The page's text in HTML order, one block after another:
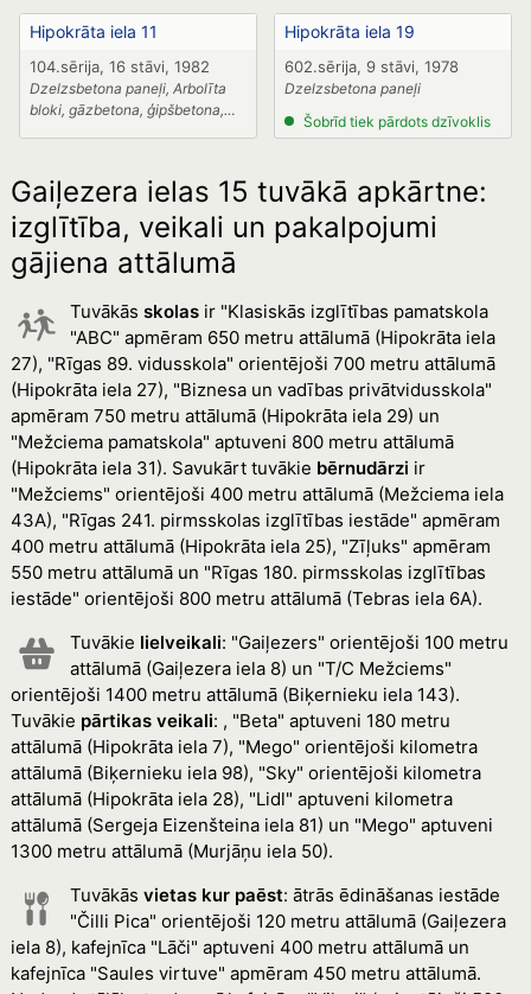
Hipokrāta iela 11
104.sērija, 16 stāvi, 1982
Dzelzsbetona paneļi, Arbolīta
bloki, gāzbetona, ģipšbetona,
Hipokrāta iela 19
602.sērija, 9 stāvi, 1978
Dzelzsbetona paneļi
Šobrīd tiek pārdots dzīvoklis
Gaiļezera ielas 15 tuvākā apkārtne:
izglītība, veikali un pakalpojumi
gājiena attālumā
Tuvākās skolasir "Klasiskās izglītības pamatskola
"ABC" apmēram 650 metru attālumā (Hipokrāta iela
27), "Rīgas 89. vidusskola" orientējoši 700 metru attālumā
(Hipokrāta iela 27), "Biznesa un vadības privātvidusskola"
apmēram 750 metru attālumā (Hipokrāta iela 29) un
"Mežciema pamatskola" aptuveni 800 metru attālumā
(Hipokrāta iela 31). Savukārt tuvākie bērnudārzi ir
"Mežciems" orientējoši 400 metru attālumā (Mežciema iela
43A), "Rīgas 241. pirmsskolas izglītības iestāde" apmēram
400 metru attālumā (Hipokrāta iela 25), "Zīļuks" apmēram
550 metru attālumā un "Rīgas 180. pirmsskolas izglītības
iestāde" orientējoši 800 metru attālumā (Tebras iela 6A).
Tuvākie lielveikali: "Gaiļezers" orientējoši 100 metru
attālumā (Gaiļezera iela 8) un "T/C Mežciems"
orientējoši 1400 metru attālumā (Biķernieku iela 143).
Tuvākie pārtikas veikali: , "Beta" aptuveni 180 metru
attālumā (Hipokrāta iela 7), "Mego" orientējoši kilometra
attālumā (Biķernieku iela 98), "Sky" orientējoši kilometra
attālumā (Hipokrāta iela 28), "Lidl" aptuveni kilometra
attālumā (Sergeja Eizenšteina iela 81) un "Mego" aptuveni
1300 metru attālumā (Murjāņu iela 50).
Tuvākās vietas kur paēst: ātrās ēdināšanas iestāde
"Čilli Pica" orientējoši 120 metru attālumā (Gaiļezera
iela 8), kafejnīca "Lāči" aptuveni 400 metru attālumā un
kafejnīca "Saules virtuve" apmēram 450 metru attālumā.